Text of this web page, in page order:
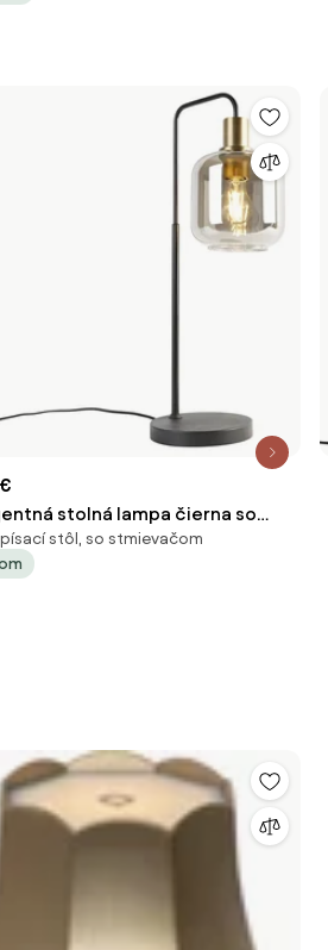
stolná lampa čierna so
a dymovým sklom vrátane Wifi
písací stôl, so stmievačom